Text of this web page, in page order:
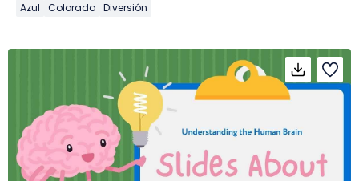
Azul Colorado Diversión